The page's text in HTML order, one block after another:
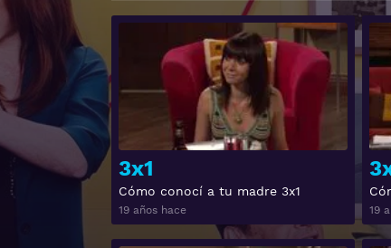
3x1
Cómo conocí a tu madre 3x1
19 años hace 19